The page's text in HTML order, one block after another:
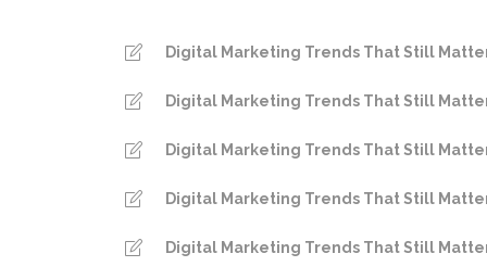
Digital Marketing Trends That Still
Digital Marketing Trends That Still
Digital Marketing Trends That Still
Digital Marketing Trends That Still
Digital Marketing Trends That Still